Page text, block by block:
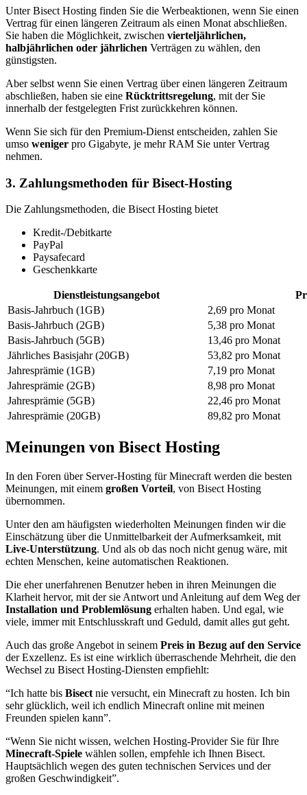
Unter Bisect Hosting finden Sie die Werbeaktionen, wenn Sie einen
Vertrag für einen längeren Zeitraum als einen Monat abschließen.
Sie haben die Möglichkeit, zwischen vierteljährlichen,
halbjährlichen oder jährlichen Verträgen zu wählen, den
günstigsten.
Aber selbst wenn Sie einen Vertrag über einen längeren Zeitraum
abschließen, haben sie eine Rücktrittsregelung, mit der Sie
innerhalb der festgelegten Frist zurückkehren können.
Wenn Sie sich für den Premium-Dienst entscheiden, zahlen Sie
umso weniger pro Gigabyte, je mehr RAM Sie unter Vertrag
nehmen.
3. Zahlungsmethoden für Bisect-Hosting
Die Zahlungsmethoden, die Bisect Hosting bietet
Kredit-/Debitkarte
PayPal
Paysafecard
Geschenkkarte
Dienstleistungsangebot
Basis-Jahrbuch (1GB)
2,69 pro Monat
Basis-Jahrbuch (2GB)
5,38 pro Monat
Basis-Jahrbuch (5GB)
13,46 pro Monat
Jährliches Basisjahr (20GB)
53,82 pro Monat
Jahresprämie (1GB)
7,19 pro Monat
Jahresprämie (2GB)
8,98 pro Monat
Jahresprämie (5GB)
22,46 pro Monat
Jahresprämie (20GB)
89,82 pro Monat
Meinungen von Bisect Hosting
In den Foren über Server-Hosting für Minecraft werden die besten
Meinungen, mit einem großen Vorteil, von Bisect Hosting
übernommen.
Unter den am häufigsten wiederholten Meinungen finden wir die
Einschätzung über die Unmittelbarkeit der Aufmerksamkeit, mit
Live-Unterstützung. Und als ob das noch nicht genug wäre, mit
echten Menschen, keine automatischen Reaktionen.
Die eher unerfahrenen Benutzer heben in ihren Meinungen die
Klarheit hervor, mit der sie Antwort und Anleitung auf dem Weg der
Installation und Problemlösung erhalten haben. Und egal, wie
viele, immer mit Entschlusskraft und Geduld, damit alles gut geht.
Auch das große Angebot in seinem Preis in Bezug auf den Service
der Exzellenz. Es ist eine wirklich überraschende Mehrheit, die den
Wechsel zu Bisect Hosting-Diensten empfiehlt:
“Ich hatte bis Bisect nie versucht, ein Minecraft zu hosten. Ich bin
sehr glücklich, weil ich endlich Minecraft online mit meinen
Freunden spielen kann”.
“Wenn Sie nicht wissen, welchen Hosting-Provider Sie für Ihre
Minecraft-Spiele wählen sollen, empfehle ich Ihnen Bisect.
Hauptsächlich wegen des guten technischen Services und der
großen Geschwindigkeit”.